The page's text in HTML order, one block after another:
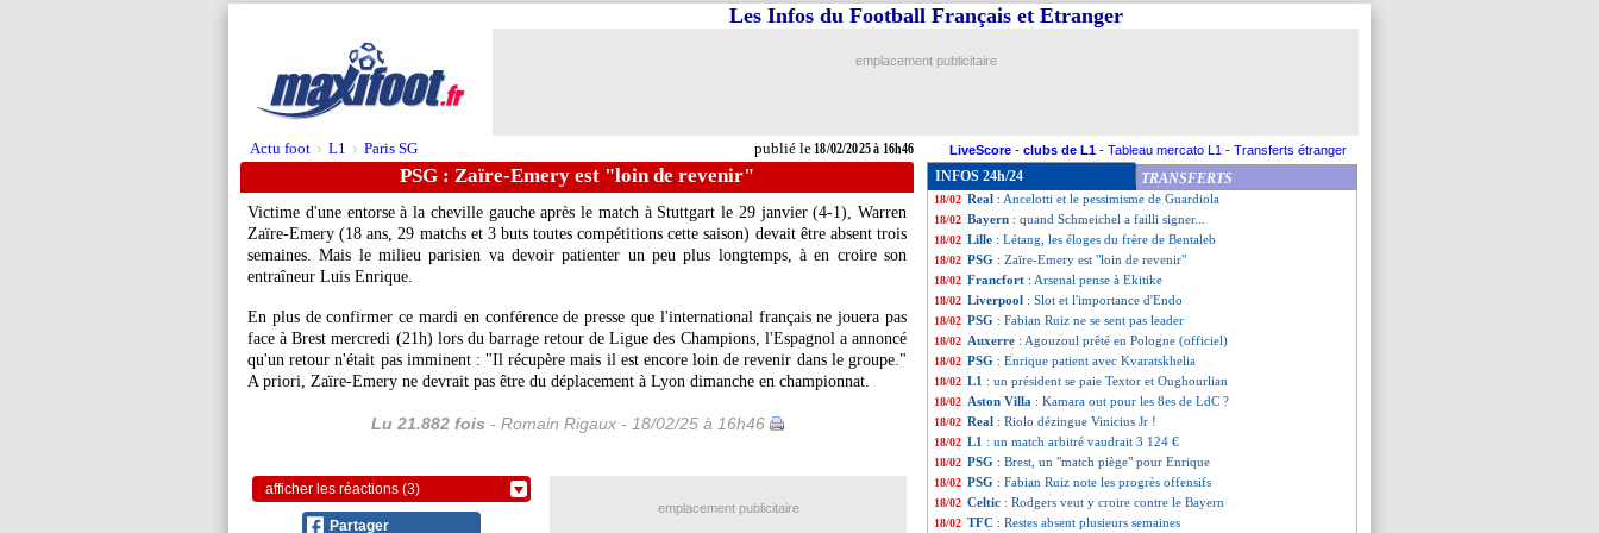
Actu foot > L1 > Paris SG publié le18/02/2025 à 16h46
Les Infos du Football Français et Etranger
emplacement publicitaire
LiveScore - clubs de L1 - Tableau mercato L1 - Transferts étranger
PSG : Zaïre-Emery est "loin de revenir"
Victime d'une entorse à la cheville gauche après le match à Stuttgart le 29 janvier (4-1), Warren
Zaïre-Emery (18 ans, 29 matchs et 3 buts toutes compétitions cette saison) devait être absent trois
semaines. Mais le milieu parisien va devoir patienter un peu plus longtemps, à en croire son
entraîneur Luis Enrique.
En plus de confirmer ce mardi en conférence de presse que l'international français ne jouera pas
face à Brest mercredi (21h) lors du barrage retour de Ligue des Champions, l'Espagnol a annoncé
qu'un retour n'était pas imminent : "Il récupère mais il est encore loin de revenir dans le groupe."
A priori, Zaïre-Emery ne devrait pas être du déplacement à Lyon dimanche en championnat.
Lu 21.882 fois - Romain Rigaux - 18/02/25 à 16h46
afficher les réactions (3)
Partager
INFOS 24h/24 TRANSFERTS
18/02 Man City: 1% de chances, Guardiola a menti
18/02 PSG
18/02 LdC: le programme du jour
18/02 Liverpool : un intérêt pour Givairo Read
18/02 Real : Ancelotti et le pessimisme de Guardiola
18/02 Bayern : quand Schmeichel a failli signer...
18/02 Lille : Létang, les éloges du frère de Bentaleb
18/02 PSG : Zaïre-Emery est "loin de revenir"
18/02 Francfort : Arsenal pense à Ekitike
18/02 Liverpool : Slot et l'importance d'Endo
18/02 PSG : Fabian Ruiz ne se sent pas leader
18/02 Auxerre : Agouzoul prêté en Pologne (officiel)
18/02 PSG : Enrique patient avec Kvaratskhelia
18/02 L1 : un président se paie Textor et Oughourlian
18/02 Aston Villa : Kamara out pour les 8es de LdC ?
18/02 Real : Riolo dézingue Vinicius Jr !
18/02 L1 : un match arbitré vaudrait 3 124 €
18/02 PSG : Brest, un "match piège" pour Enrique
18/02 PSG : Fabian Ruiz note les progrès offensifs
18/02 Celtic : Rodgers veut y croire contre le Bayern
18/02 TFC : Restes absent plusieurs semaines
emplacement publicitaire